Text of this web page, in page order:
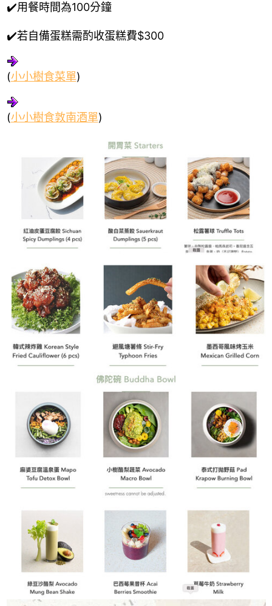
✔️用餐時間為100分鐘
✔️若自備蛋糕需酌收蛋糕費$300
(小小樹食菜單)
(小小樹食敦南酒單)